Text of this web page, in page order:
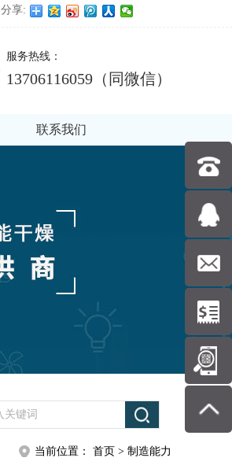
分享:
服务热线：
13706116059（同微信）
联系我们
当前位置 ： 首页 > 制造能力
在线咨